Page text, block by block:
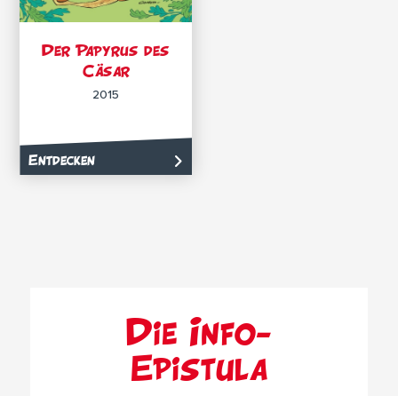
Der Papyrus des
Cäsar
2015
Entdecken
Die Info-
Epistula